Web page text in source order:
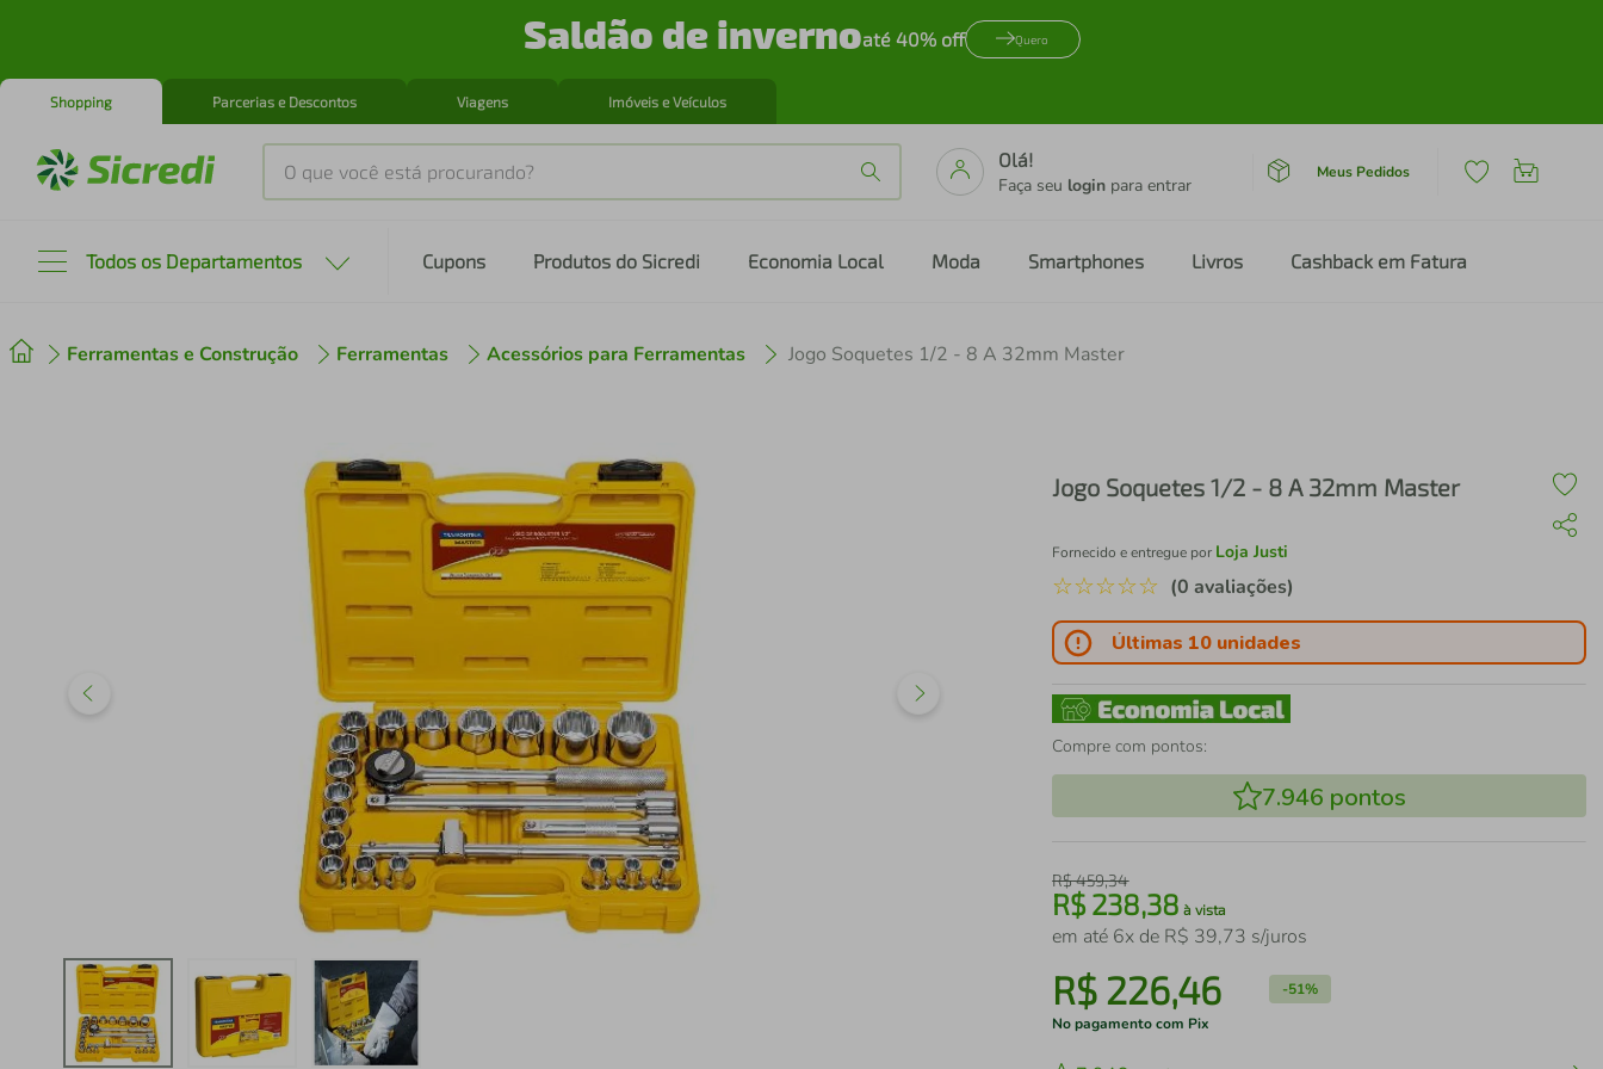
Saldão de invernoaté 40% off Quero
Shopping Parcerias e Descontos Viagens Imóveis e Veículos
O que você está procurando?
Olá!
Faça seu login para entrar
Meus Pedidos
Todos os Departamentos Cupons Produtos do Sicredi Economia Local Moda Smartphones Livros Cashback em Fatura
Ferramentas e Construção Ferramentas Acessórios para Ferramentas Jogo Soquetes 1/2 - 8 A 32mm Master
Jogo Soquetes 1/2 - 8 A 32mm Master
Fornecido e entregue por Loja Justi
☆☆☆☆☆ (0 avaliações)
Últimas 10 unidades
Compre com pontos:
7.946 pontos
R$459,34
R$238,38 à vista
em até 6x de R$ 39,73 s/juros
R$ 226,46 -51%
No pagamento com Pix
2º cafeteira
air fryer
iphone